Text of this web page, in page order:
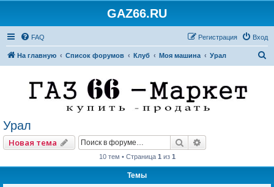
GAZ66.RU
FAQ Вход
Регистрация
На главную Список форумов Клуб Моя машина Урал
Урал
Новая тема Поиск
10 тем • Страница 1 из 1
Темы